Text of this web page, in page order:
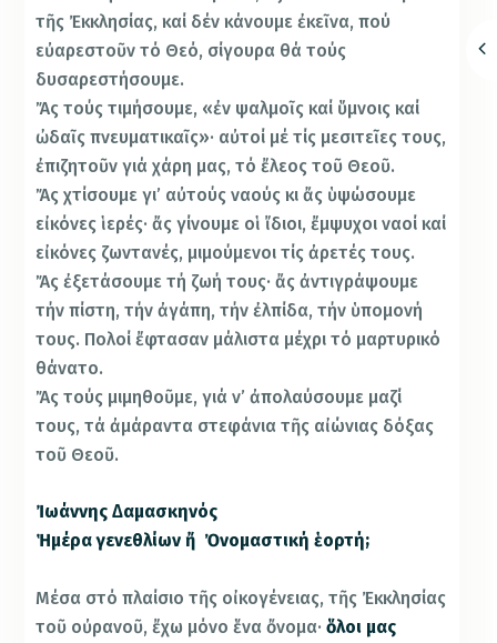
τῆς Ἐκκλησίας, καί δέν κάνουμε ἐκεῖνα, πού
εὐαρεστοῦν τό Θεό, σίγουρα θά τούς
δυσαρεστήσουμε.
Ἄς τούς τιμήσουμε, «ἐν ψαλμοῖς καί ὕμνοις καί
ὠδαῖς πνευματικαῖς»· αὐτοί μέ τίς μεσιτεῖες τους,
ἐπιζητοῦν γιά χάρη μας, τό ἔλεος τοῦ Θεοῦ.
Ἄς χτίσουμε γι’ αὐτούς ναούς κι ἄς ὑψώσουμε
εἰκόνες ἱερές· ἄς γίνουμε οἱ ἴδιοι, ἔμψυχοι ναοί καί
εἰκόνες ζωντανές, μιμούμενοι τίς ἀρετές τους.
Ἄς ἐξετάσουμε τή ζωή τους· ἄς ἀντιγράψουμε
τήν πίστη, τήν ἀγάπη, τήν ἐλπίδα, τήν ὑπομονή
τους. Πολοί ἔφτασαν μάλιστα μέχρι τό μαρτυρικό
θάνατο.
Ἄς τούς μιμηθοῦμε, γιά ν’ ἀπολαύσουμε μαζί
τους, τά ἀμάραντα στεφάνια τῆς αἰώνιας δόξας
τοῦ Θεοῦ.
Ἰωάννης ∆αμασκηνός
Ἡμέρα γενεθλίων ἤ Ὀνομαστική ἑορτή;
Μέσα στό πλαίσιο τῆς οἰκογένειας, τῆς Ἐκκλησίας
τοῦ οὐρανοῦ, ἔχω μόνο ἕνα ὄνομα·ὅλοι μας